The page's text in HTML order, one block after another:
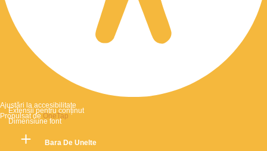
Ajustări la accesibilitate
Propulsat deOneTap
Ascunde Bara De Unelte
Extensii pentru conținut
Dimensiune font